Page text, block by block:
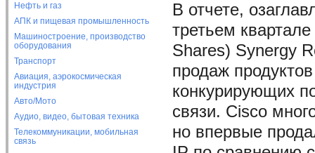
Нефть и газ
АПК и пищевая промышленность
Машиностроение, производство
оборудования
Транспорт
Авиация, аэрокосмическая
индустрия
Авто/Мото
Аудио, видео, бытовая техника
Телекоммуникации, мобильная
связь
В отчете,
третьем
Shares) Synergy
продаж
конкурирующих
связи. Cisco
но впервые